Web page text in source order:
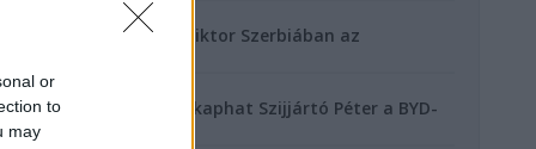
or
to
may
10 órával ezelőtt
Sörrel lazít Orbán Viktor Szerbiában az
23 órával ezelőtt
Akár három évet is kaphat Szijjártó Péter a BYD-
ügy miatt